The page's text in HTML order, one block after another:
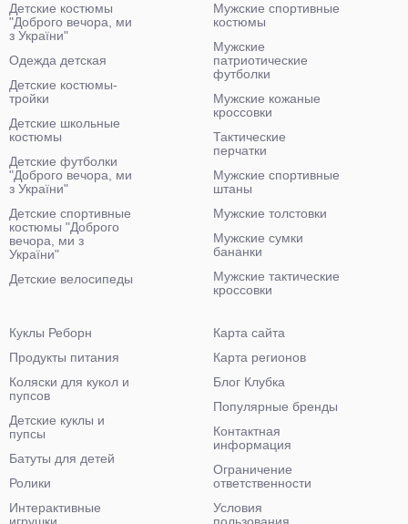
Детские костюмы
"Доброго вечора, ми
з України"
Одежда детская
Детские костюмы-
тройки
Детские школьные
костюмы
Детские футболки
"Доброго вечора, ми
з України"
Детские спортивные
костюмы "Доброго
вечора, ми з
України"
Детские велосипеды
Мужские спортивные
костюмы
Мужские
патриотические
футболки
Мужские кожаные
кроссовки
Тактические
перчатки
Мужские спортивные
штаны
Мужские толстовки
Мужские сумки
бананки
Мужские тактические
кроссовки
Куклы Реборн
Продукты питания
Коляски для кукол и
пупсов
Детские куклы и
пупсы
Батуты для детей
Ролики
Интерактивные
Карта сайта
Карта регионов
Блог Клубка
Популярные бренды
Контактная
информация
Ограничение
ответственности
Условия